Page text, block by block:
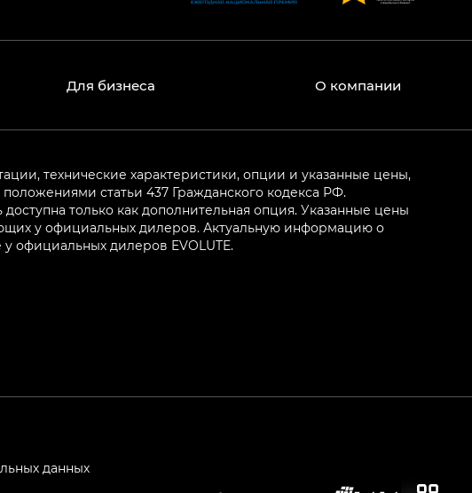
Для бизнеса О компании
технические характеристики, опции и указанные цены,
статьи 437 Гражданского кодекса РФ.
только как дополнительная опция. Указанные цены
у официальных дилеров. Актуальную информацию о
официальных дилеров EVOLUTE.
данных